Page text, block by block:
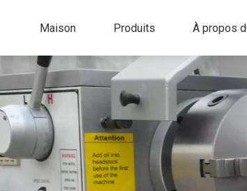
Maison Produits À propos